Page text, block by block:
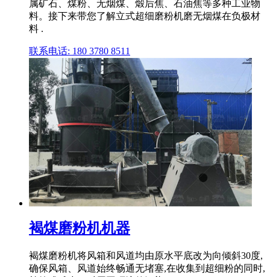
属矿石、煤粉、无烟煤、煅后焦、石油焦等多种工业物
料。接下来带您了解立式超细磨粉机磨无烟煤在负极材
料 .
联系电话: 180 3780 8511
褐煤磨粉机机器
褐煤磨粉机将风箱和风道均由原水平底改为向倾斜30度,
确保风箱、风道始终畅通无堵塞,在收集到超细粉的同时,